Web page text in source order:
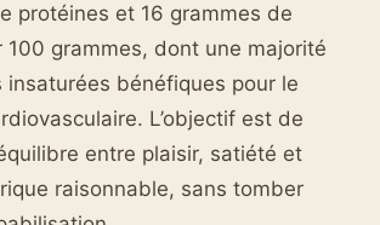
protéines et 16 grammes de
100 grammes, dont une majorité
insaturées bénéfiques pour le
L’objectif est de
entre plaisir, satiété et
raisonnable, sans tomber